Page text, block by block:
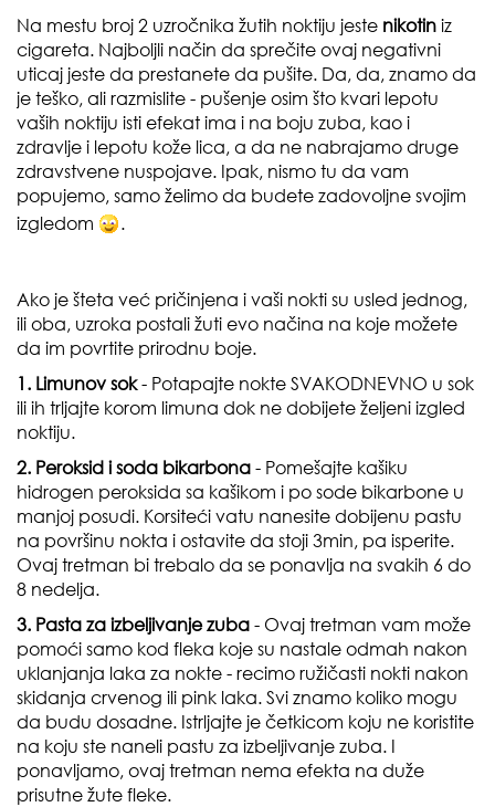
Na mestu broj 2 uzročnika žutih noktiju jeste nikotin iz
cigareta. Najboljli način da sprečite ovaj negativni
uticaj jeste da prestanete da pušite. Da, da, znamo da
je teško, ali razmislite - pušenje osim što kvari lepotu
vaših noktiju isti efekat ima i na boju zuba, kao i
zdravlje i lepotu kože lica, a da ne nabrajamo druge
zdravstvene nuspojave. Ipak, nismo tu da vam
popujemo, samo želimo da budete zadovoljne svojim
izgledom
.
Ako je šteta već pričinjena i vaši nokti su usled jednog,
ili oba, uzroka postali žuti evo načina na koje možete
da im povrtite prirodnu boje.
1. Limunov sok- Potapajte nokte SVAKODNEVNO u sok
ili ih trljajte korom limuna dok ne dobijete željeni izgled
noktiju.
2. Peroksid i soda bikarbona - Pomešajte kašiku
hidrogen peroksida sa kašikom i po sode bikarbone u
manjoj posudi. Korsiteći vatu nanesite dobijenu pastu
na površinu nokta i ostavite da stoji 3min, pa isperite.
Ovaj tretman bi trebalo da se ponavlja na svakih 6 do
8 nedelja.
3. Pasta za izbeljivanje zuba - Ovaj tretman vam može
pomoći samo kod fleka koje su nastale odmah nakon
uklanjanja laka za nokte - recimo ružičasti nokti nakon
skidanja crvenog ili pink laka. Svi znamo koliko mogu
da budu dosadne. Istrljajte je četkicom koju ne koristite
na koju ste naneli pastu za izbeljivanje zuba. I
ponavljamo, ovaj tretman nema efekta na duže
prisutne žute fleke.